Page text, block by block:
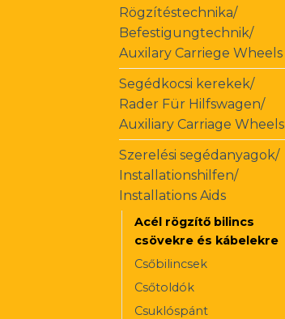
Rögzítéstechnika/
Befestigungtechnik/
Auxilary Carriege Wheels
Segédkocsi kerekek/
Rader Für Hilfswagen/
Auxiliary Carriage Wheels
Szerelési segédanyagok/
Installationshilfen/
Installations Aids
Acél rögzítő bilincs
csövekre és kábelekre
Csőbilincsek
Csőtoldók
Csuklóspánt